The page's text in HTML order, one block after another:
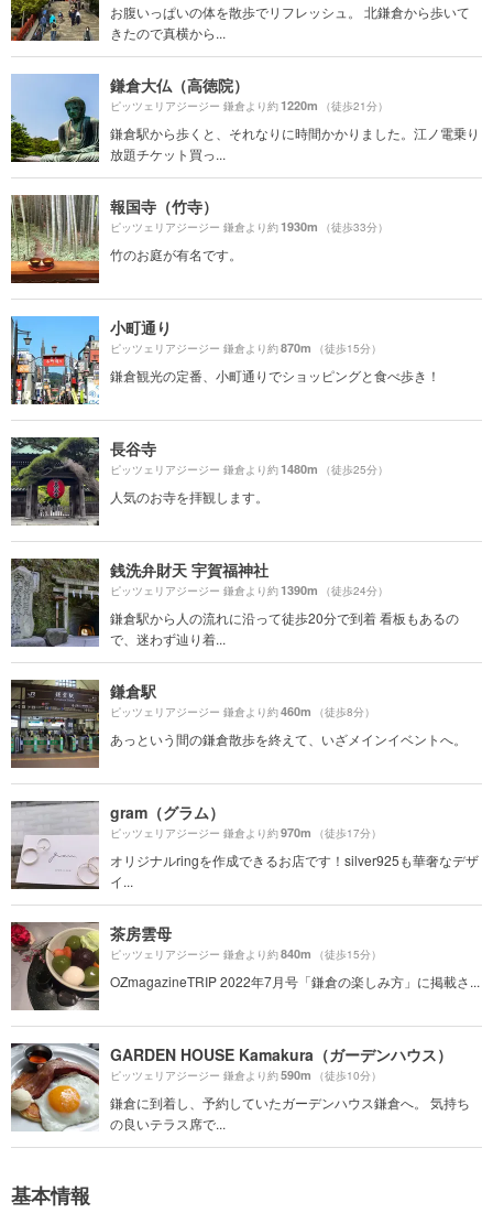
お腹いっぱいの体を散歩でリフレッシュ。 北鎌倉から歩いて
きたので真横から...
鎌倉大仏（高徳院）
ピッツェリアジージー 鎌倉より約1220m （徒歩21分）
鎌倉駅から歩くと、それなりに時間かかりました。江ノ電乗り
放題チケット買っ...
報国寺（竹寺）
ピッツェリアジージー 鎌倉より約1930m （徒歩33分）
竹のお庭が有名です。
小町通り
ピッツェリアジージー 鎌倉より約870m （徒歩15分）
鎌倉観光の定番、小町通りでショッピングと食べ歩き！
長谷寺
ピッツェリアジージー 鎌倉より約1480m （徒歩25分）
人気のお寺を拝観します。
銭洗弁財天 宇賀福神社
ピッツェリアジージー 鎌倉より約1390m （徒歩24分）
鎌倉駅から人の流れに沿って徒歩20分で到着 看板もあるの
で、迷わず辿り着...
鎌倉駅
ピッツェリアジージー 鎌倉より約460m （徒歩8分）
あっという間の鎌倉散歩を終えて、いざメインイベントへ。
gram（グラム）
ピッツェリアジージー 鎌倉より約970m （徒歩17分）
オリジナルringを作成できるお店です！silver925も華奢なデザ
イ...
茶房雲母
ピッツェリアジージー 鎌倉より約840m （徒歩15分）
OZmagazineTRIP 2022年7月号「鎌倉の楽しみ方」に掲載さ...
GARDEN HOUSE Kamakura（ガーデンハウス）
ピッツェリアジージー 鎌倉より約590m （徒歩10分）
鎌倉に到着し、予約していたガーデンハウス鎌倉へ。 気持ち
の良いテラス席で...
基本情報